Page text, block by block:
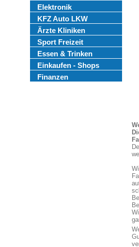
Elektronik
KFZ Auto LKW
Ärzte Kliniken
Sport Freizeit
Essen & Trinken
Einkaufen - Shops
Finanzen